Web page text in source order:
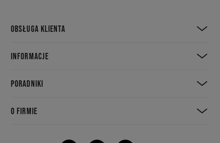
OBSŁUGA KLIENTA
INFORMACJE
PORADNIKI
O FIRMIE